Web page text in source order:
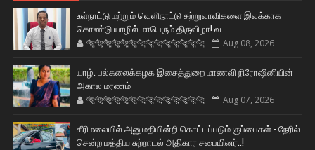
உள்நாட்டு மற்றும் வெளிநாட்டு சுற்றுலாவிகளை இலக்காக
கொண்டு யாழில் மாபெரும் திருவிழா! வ
🐅🐅🐅🐅🐅🐅🐆🐆🐆🐆🐆🐆🐆🐆 Aug 08, 2026
யாழ். பல்கலைக்கழக இசைத்துறை மாணவி நிரோஷினியின்
அகால மரணம்
🐅🐅🐅🐅🐅🐅🐆🐆🐆🐆🐆🐆🐆🐆 Aug 07, 2026
கீரிமலையில் அனுமதியின்றி கொட்டப்படும் குப்பைகள் - நேரில்
சென்ற மத்திய சுற்றாடல் அதிகார சபையினர்..!